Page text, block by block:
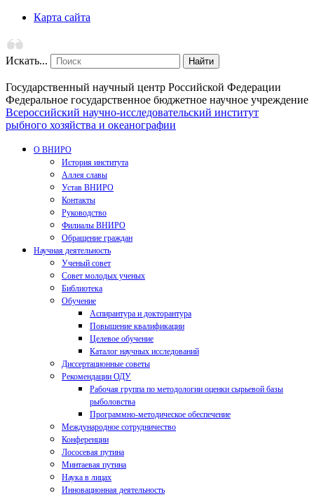
Карта сайта
Искать... Найти
Государственный научный центр Российской Федерации
Федеральное государственное бюджетное научное учреждение
Всероссийский научно-исследовательский институт
рыбного хозяйства и океанографии
О ВНИРО
История института
Аллея славы
Устав ВНИРО
Контакты
Руководство
Филиалы ВНИРО
Обращение граждан
Научная деятельность
Ученый совет
Совет молодых ученых
Библиотека
Обучение
Аспирантура и докторантура
Повышение квалификации
Целевое обучение
Каталог научных исследований
Диссертационные советы
Рекомендации ОДУ
Рабочая группа по методологии оценки сырьевой базы
рыболовства
Программно-методическое обеспечение
Международное сотрудничество
Конференции
Лососевая путина
Минтаевая путина
Наука в лицах
Инновационная деятельность